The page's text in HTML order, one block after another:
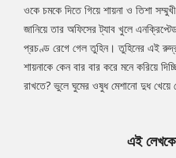
ওকে চমকে দিতে গিয়ে শায়না ও তিশা
জানিয়ে তার অফিসের ট্যাব খুলে
প্রচণ্ড রেগে গেল তুহিন। তুহিনের এই
শায়নাকে কেন বার বার করে মনে করিয়ে
রাখতে? ভুলে ঘুমের ওষুধ মেশানো দুধ খেয়ে
এই